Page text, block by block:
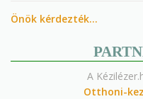
Önök kérdezték…
A
Otthoni-